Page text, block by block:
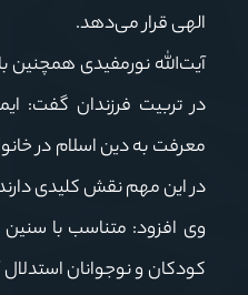
الهی قرار می‌دهد.
آیت‌الله نورمفیدی همچنین
در تربیت فرزندان گفت:
معرفت به دین اسلام در
در این مهم نقش کلیدی
وی افزود: متناسب با سنین
کودکان و نوجوانان استدلال